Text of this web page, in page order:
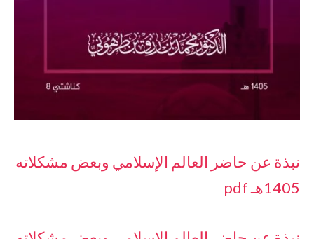
نبذة عن حاضر العالم الإسلامي وبعض مشكلاته
1405هـ pdf